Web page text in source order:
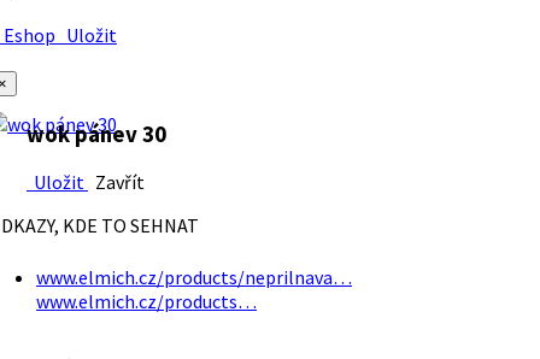
Uložit
wok pánev 30
Uložit Zavřít
KDE TO SEHNAT
www.elmich.cz/products/neprilnava…
www.elmich.cz/products…